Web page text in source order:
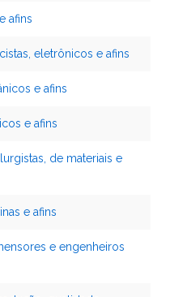
afins
eletrônicos e afins
e afins
e afins
de materiais e
e afins
e engenheiros